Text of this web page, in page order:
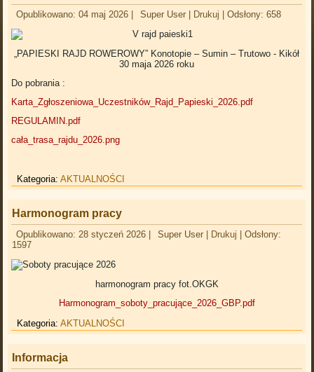
Opublikowano: 04 maj 2026 | Super User | Drukuj |Odsłony: 658
„PAPIESKI RAJD ROWEROWY” Konotopie – Sumin – Trutowo - Kikół
30 maja 2026 roku
Do pobrania :
Karta_Zgłoszeniowa_Uczestników_Rajd_Papieski_2026.pdf
REGULAMIN.pdf
cała_trasa_rajdu_2026.png
Kategoria:AKTUALNOŚCI
Harmonogram pracy
Opublikowano: 28 styczeń 2026 | Super User | Drukuj |Odsłony:
1597
harmonogram pracy fot.OKGK
Harmonogram_soboty_pracujące_2026_GBP.pdf
Kategoria:AKTUALNOŚCI
Informacja